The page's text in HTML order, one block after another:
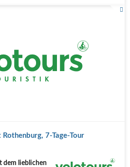
7-Tage-Tour
dem lieblichen